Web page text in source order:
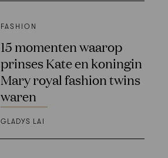
FASHION
15 momenten waarop
prinses Kate en koningin
Mary royal fashion twins
waren
GLADYS LAI